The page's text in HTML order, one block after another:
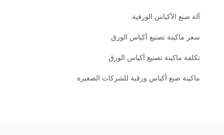
آلة صنع الأكياس الورقية
سعر ماكينة تصنيع أكياس الورق
تكلفة ماكينة تصنيع أكياس الورق
ماكينة صنع أكياس ورقية للشركات الصغيرة